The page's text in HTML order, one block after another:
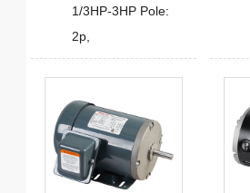
1/3HP-3HP Pole:
2p,